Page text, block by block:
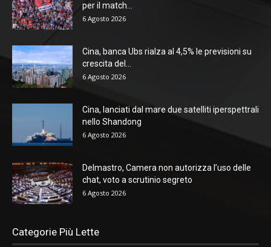
per il match...
6 Agosto 2026
Cina, banca Ubs rialza al 4,5% le previsioni su
crescita del...
6 Agosto 2026
Cina, lanciati dal mare due satelliti iperspettrali
nello Shandong
6 Agosto 2026
Delmastro, Camera non autorizza l’uso delle
chat, voto a scrutinio segreto
6 Agosto 2026
Categorie Più Lette